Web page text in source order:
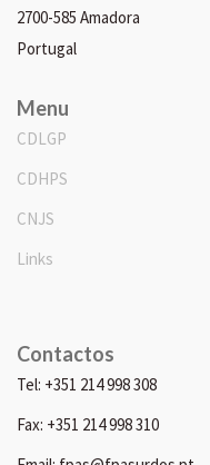
2700-585 Amadora
Portugal
Menu
CDLGP
CDHPS
CNJS
Links
Contactos
Tel: +351 214 998 308
Fax: +351 214 998 310